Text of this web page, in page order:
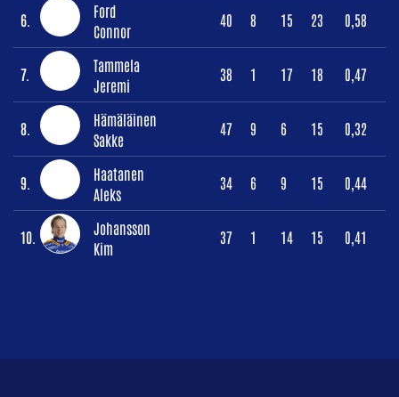
6.
Ford
Connor
40 8 15 23 0,58
7.
Tammela
Jeremi
38 1 17 18 0,47
8.
Hämäläinen
Sakke
47 9 6 15 0,32
9.
Haatanen
Aleks
34 6 9 15 0,44
10.
Johansson
Kim
37 1 14 15 0,41